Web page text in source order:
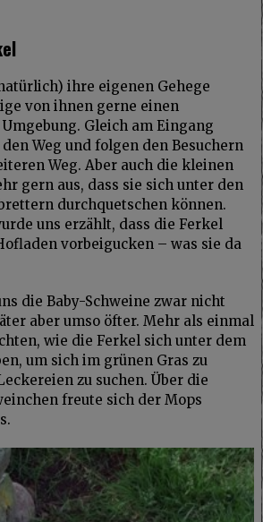
ihre eigenen Gehege
von ihnen gerne einen
Gleich am Eingang
Weg und folgen den Besuchern
Weg. Aber auch die kleinen
gern aus, dass sie sich unter den
durchquetschen können.
uns erzählt, dass die Ferkel
vorbeigucken – was sie da
die Baby-Schweine zwar nicht
aber umso öfter. Mehr als einmal
wie die Ferkel sich unter dem
um sich im grünen Gras zu
zu suchen. Über die
freute sich der Mops